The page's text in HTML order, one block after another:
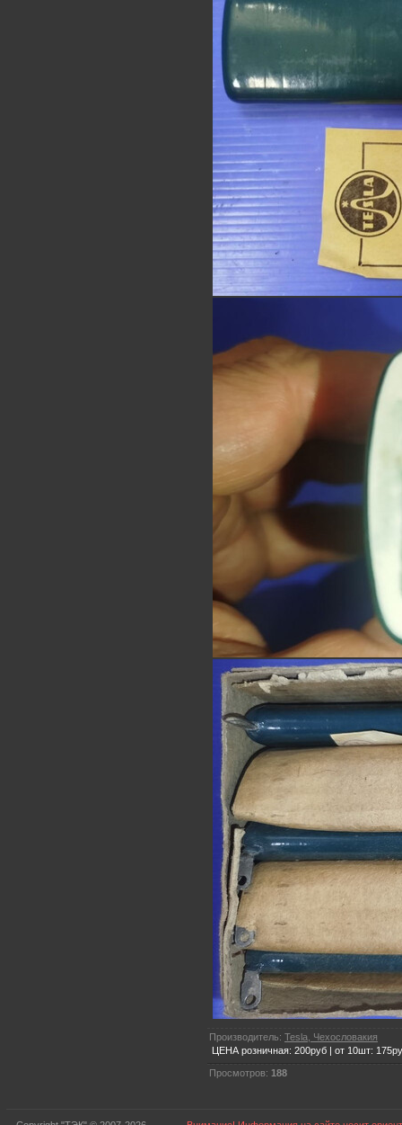
Производитель: Tesla, Чехословакия
ЦЕНА розничная: 200руб | от 10шт:
Просмотров: 188